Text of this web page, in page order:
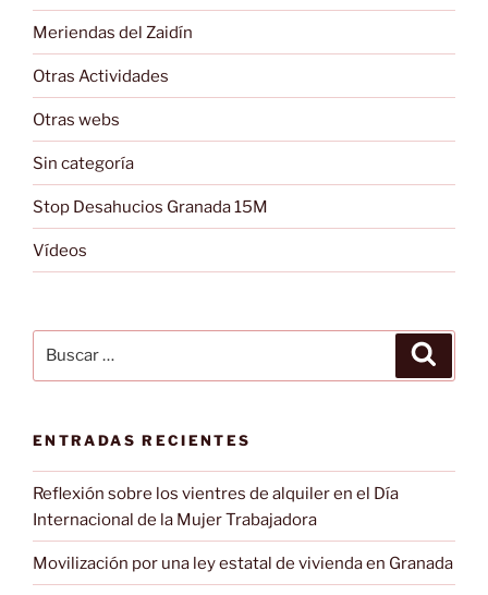
Meriendas del Zaidín
Otras Actividades
Otras webs
Sin categoría
Stop Desahucios Granada 15M
Vídeos
por:
ENTRADAS RECIENTES
Reflexión sobre los vientres de alquiler en el Día
Internacional de la Mujer Trabajadora
Movilización por una ley estatal de vivienda en Granada